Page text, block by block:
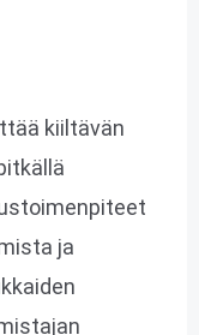
kiiltävän
ja